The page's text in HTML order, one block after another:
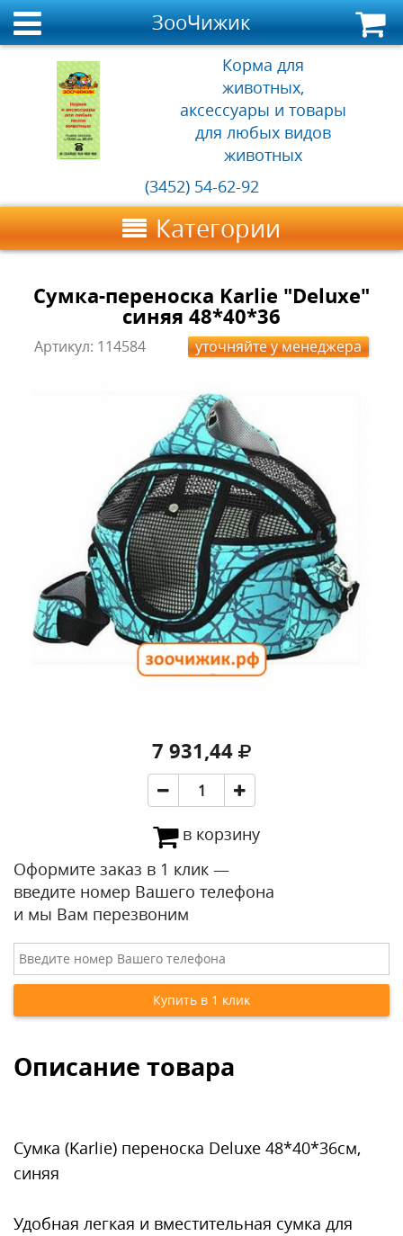
ЗооЧижик
Корма для
животных,
аксессуары и товары
для любых видов
животных
(3452) 54-62-92
Категории
Сумка-переноска Karlie "Deluxe"
синяя 48*40*36
Артикул: 114584 уточняйте у менеджера
7 931,44
в корзину
Оформите заказ в 1 клик —
введите номер Вашего телефона
и мы Вам перезвоним
Описание товара
Сумка (Karlie) переноска Deluxe 48*40*36см,
синяя
Удобная легкая и вместительная сумка для